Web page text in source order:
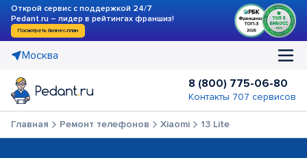
Открой сервис с поддержкой 24/7
Pedant.ru – лидер в рейтингах франшиз!
Посмотреть бизнес-план
Москва
8 (800) 775-06-80
Контакты 707 сервисов
Главная Ремонт телефонов Xiaomi 13 Lite